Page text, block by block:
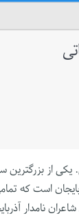
یکی از بزرگترین
است که
نامدار